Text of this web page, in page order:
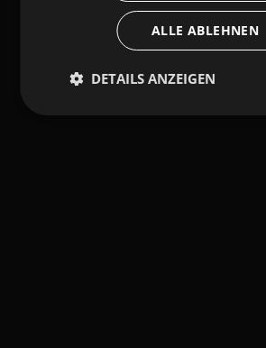
ALLE ABLEHNEN
DETAILS ANZEIGEN